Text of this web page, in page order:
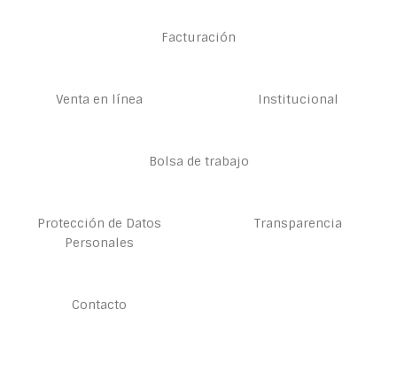
Facturación
Venta en línea Institucional
Bolsa de trabajo
Protección de Datos
Personales
Transparencia
Contacto